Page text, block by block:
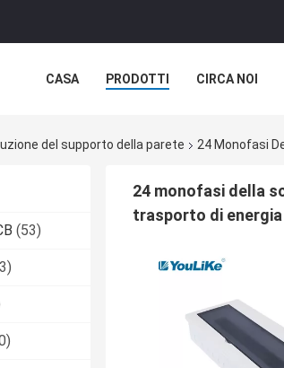
CASA PRODOTTI CIRCA NOI
del supporto della parete 24 Monofasi
(53)
24 monofasi della
trasporto di energia